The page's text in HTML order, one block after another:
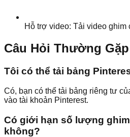
Hỗ trợ video: Tải video ghim
Câu Hỏi Thường Gặp
Tôi có thể tải bảng
Có, bạn có thể tải bảng riêng tư
vào tài khoản Pinterest.
Có giới hạn số lượng
không?